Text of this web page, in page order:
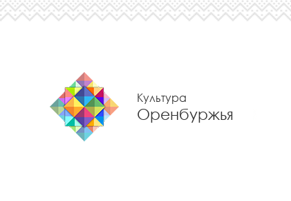
Культура
Оренбуржья